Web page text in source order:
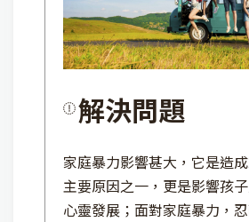
解決問題
家庭暴力影響甚大，它是造
主要原因之一，更是影響孩
心靈發展；面對家庭暴力，